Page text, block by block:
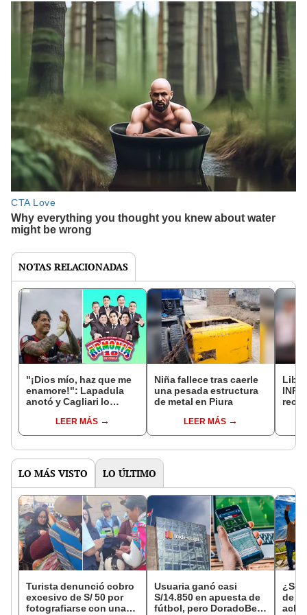
NOTAS RELACIONADAS
"¡Dios mío, haz que me
enamore!": Lapadula
anotó y Cagliari lo
LEER MÁS
Niña fallece tras caerle
una pesada estructura
de metal en Piura
LEER MÁS
LO MÁS VISTO LO ÚLTIMO
Turista denunció cobro
excesivo de S/ 50 por
fotografiarse con una
Usuaria ganó casi
S/14.850 en apuesta de
fútbol, pero DoradoBet
¿Se
de